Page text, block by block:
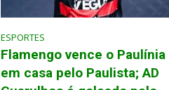
ESPORTES
Flamengo vence o Paulínia
em casa pelo Paulista; AD